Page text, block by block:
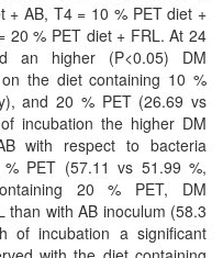
+ AB, T4 = 10 % PET diet +
20 % PET diet + FRL. At 24
an higher (P<0.05) DM
the diet containing 10 %
and 20 % PET (26.69 vs
incubation the higher DM
with respect to bacteria
PET (57.11 vs 51.99 %,
20 % PET, DM
than with AB inoculum (58.3
of incubation a significant